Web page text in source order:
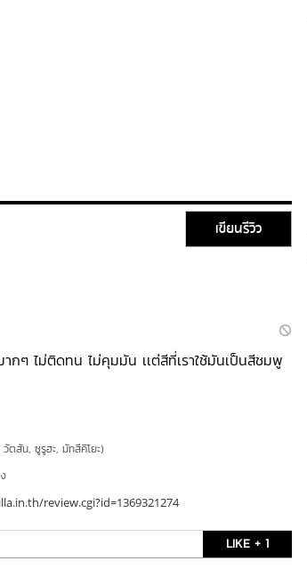
เขียนรีวิว
มากๆ ไม่ติดทน ไม่คุมมัน เเต่สีที่เราใช้มันเป็นสีชมพู
ตสัน, ซูรูฮะ, มัทสึคิโยะ)
review.cgi?id=1369321274
LIKE + 1